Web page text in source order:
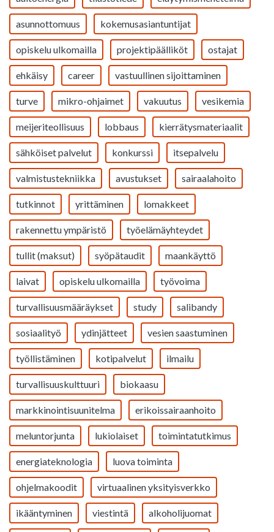
asunnottomuus kokemusasiantuntijat
opiskelu ulkomailla projektipäälliköt ostajat
ehkäisy career vastuullinen sijoittaminen
turve mikro-ohjaimet vakuutus vesikemia
meijeriteollisuus lobbaus kierrätysmateriaalit
sähköiset palvelut konkurssi itsepalvelu
valmistustekniikka avustukset sairaalahoito
tutkinnot yrittäminen lomakkeet
rakennettu ympäristö työelämäyhteydet
tullit (maksut) syöpätaudit maankäyttö
laivat opiskelu ulkomailla työvoima
turvallisuusmääräykset study salibandy
sosiaalityö ydinjätteet vesien saastuminen
työllistäminen kotipalvelut ilmailu
turvallisuuskulttuuri biokaasu
markkinointisuunitelma erikoissairaanhoito
meluntorjunta lukiolaiset toimintatutkimus
energiateknologia luova toiminta
ohjelmakoodit virtuaalinen yksityisverkko
ikääntyminen viestintä alkoholijuomat